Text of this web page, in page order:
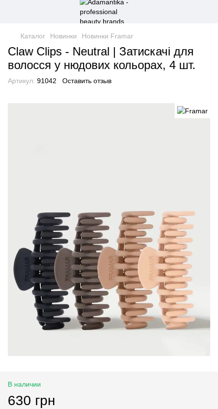
Каталог Новинки Новинки Framar
Claw Clips - Neutral | Затискачі для
волосся у нюдових кольорах, 4 шт.
Артикул: 91042 Оставить отзыв
В наличии
630 грн